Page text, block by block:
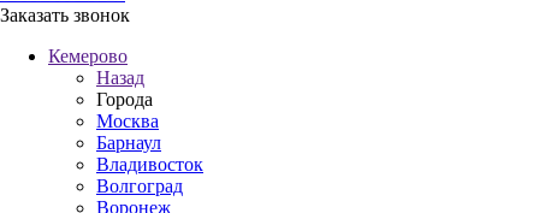
Заказать звонок
Кемерово
Назад
Города
Москва
Барнаул
Владивосток
Волгоград
Воронеж